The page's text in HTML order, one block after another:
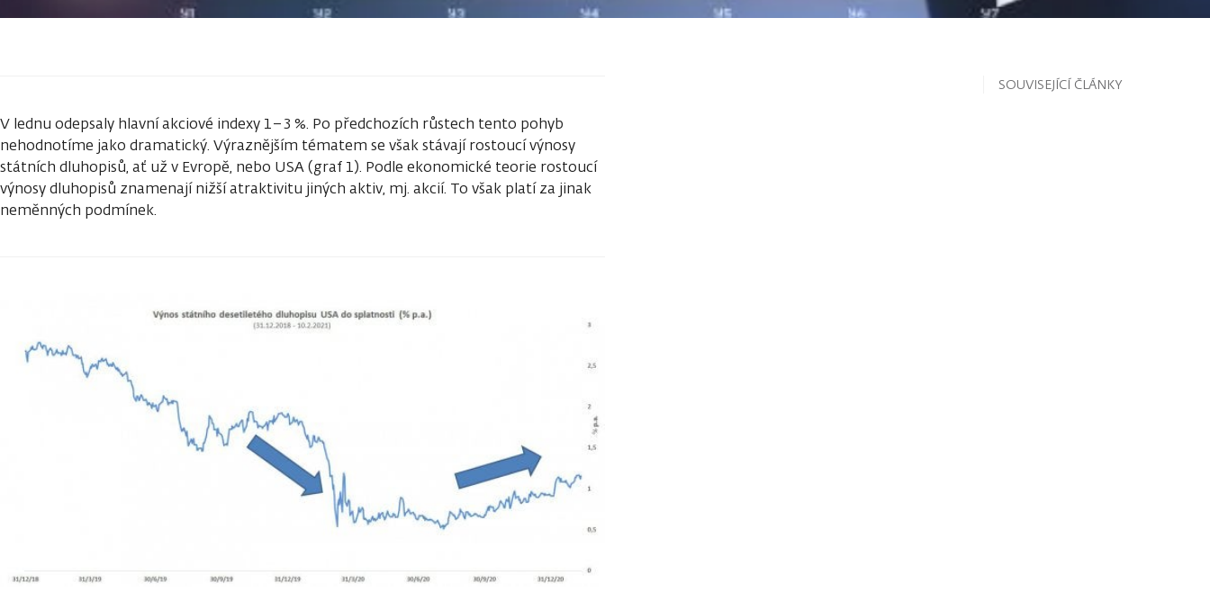
V lednu odepsaly hlavní akciové indexy 1–3 %. Po předchozích růstech tento pohyb
nehodnotíme jako dramatický. Výraznějším tématem se však stávají rostoucí výnosy
státních dluhopisů, ať už v Evropě, nebo USA (graf 1). Podle ekonomické teorie rostoucí
výnosy dluhopisů znamenají nižší atraktivitu jiných aktiv, mj. akcií. To však platí za jinak
neměnných podmínek.
SOUVISEJÍCÍ ČLÁNKY